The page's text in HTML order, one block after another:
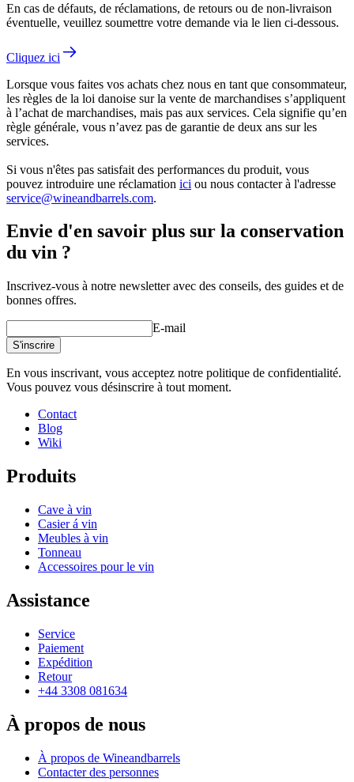
En cas de défauts, de réclamations, de retours ou de non-livraison
éventuelle, veuillez soumettre votre demande via le lien ci-dessous.
Cliquez ici
Lorsque vous faites vos achats chez nous en tant que consommateur,
les règles de la loi danoise sur la vente de marchandises s’appliquent
à l’achat de marchandises, mais pas aux services. Cela signifie qu’en
règle générale, vous n’avez pas de garantie de deux ans sur les
services.
Si vous n'êtes pas satisfait des performances du produit, vous
pouvez introduire une réclamation ici ou nous contacter à l'adresse
service@wineandbarrels.com.
Envie d'en savoir plus sur la conservation
du vin ?
Inscrivez-vous à notre newsletter avec des conseils, des guides et de
bonnes offres.
E-mail
S'inscrire
En vous inscrivant, vous acceptez notre politique de confidentialité.
Vous pouvez vous désinscrire à tout moment.
Contact
Blog
Wiki
Produits
Cave à vin
Casier á vin
Meubles à vin
Tonneau
Accessoires pour le vin
Assistance
Service
Paiement
Expédition
Retour
+44 3308 081634
À propos de nous
À propos de Wineandbarrels
Contacter des personnes